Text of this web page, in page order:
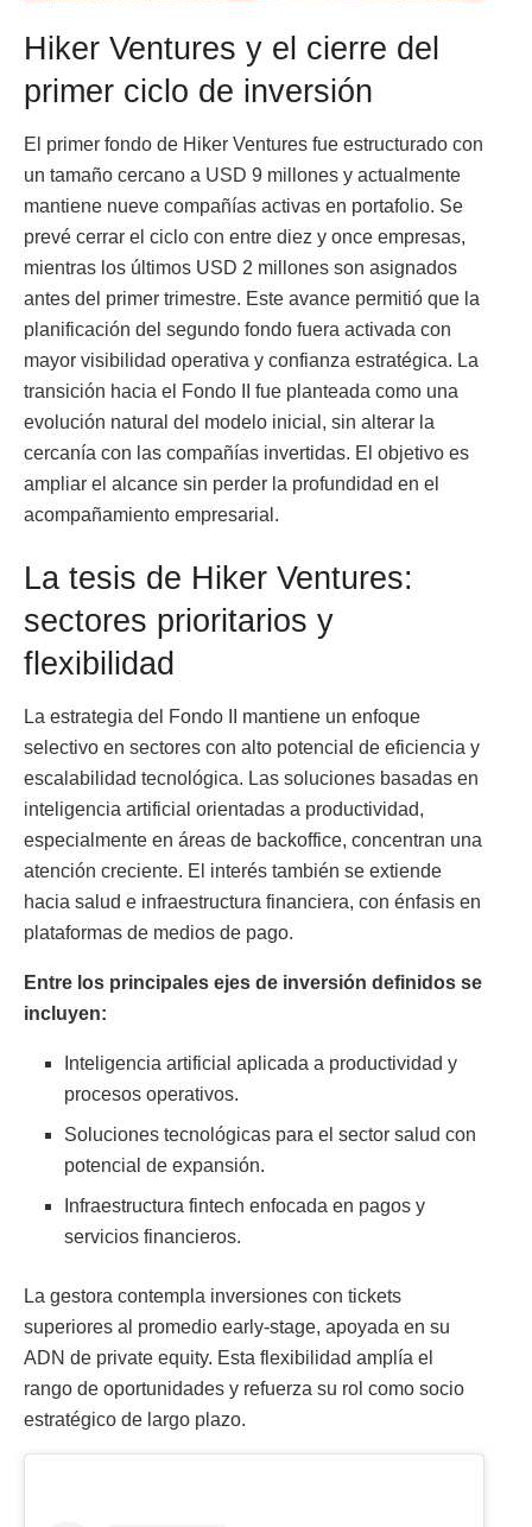
Hiker Ventures y el cierre del
primer ciclo de inversión
El primer fondo de Hiker Ventures fue estructurado con
un tamaño cercano a USD 9 millones y actualmente
mantiene nueve compañías activas en portafolio. Se
prevé cerrar el ciclo con entre diez y once empresas,
mientras los últimos USD 2 millones son asignados
antes del primer trimestre. Este avance permitió que la
planificación del segundo fondo fuera activada con
mayor visibilidad operativa y confianza estratégica. La
transición hacia el Fondo II fue planteada como una
evolución natural del modelo inicial, sin alterar la
cercanía con las compañías invertidas. El objetivo es
ampliar el alcance sin perder la profundidad en el
acompañamiento empresarial.
La tesis de Hiker Ventures:
sectores prioritarios y
flexibilidad
La estrategia del Fondo II mantiene un enfoque
selectivo en sectores con alto potencial de eficiencia y
escalabilidad tecnológica. Las soluciones basadas en
inteligencia artificial orientadas a productividad,
especialmente en áreas de backoffice, concentran una
atención creciente. El interés también se extiende
hacia salud e infraestructura financiera, con énfasis en
plataformas de medios de pago.
Entre los principales ejes de inversión definidos se
incluyen:
Inteligencia artificial aplicada a productividad y
procesos operativos.
Soluciones tecnológicas para el sector salud con
potencial de expansión.
Infraestructura fintech enfocada en pagos y
servicios financieros.
La gestora contempla inversiones con tickets
superiores al promedio early-stage, apoyada en su
ADN de private equity. Esta flexibilidad amplía el
rango de oportunidades y refuerza su rol como socio
estratégico de largo plazo.